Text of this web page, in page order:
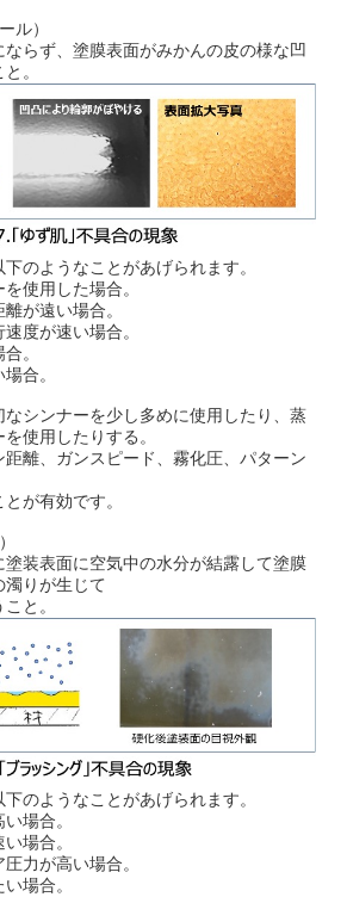
ル）
らず、塗膜表面がみかんの皮の様な凹
。
のようなことがあげられます。
使用した場合。
が遠い場合。
度が速い場合。
。
合。
シンナーを少し多めに使用したり、蒸
使用したりする。
距離、ガンスピード、霧化圧、パターン
が有効です。
装表面に空気中の水分が結露して塗膜
濁りが生じて
と。
のようなことがあげられます。
場合。
場合。
力が高い場合。
場合。